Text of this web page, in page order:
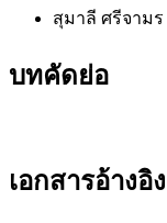
สุมาลี ศรีจามร
บทคัดย่อ
เอกสารอ้างอิง